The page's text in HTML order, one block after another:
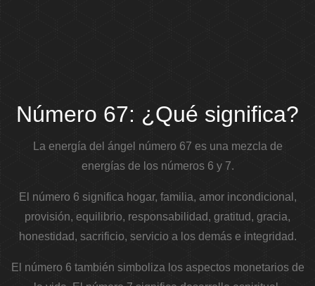
Número 67: ¿Qué significa?
La energía del ángel número 67 es una mezcla de
energías de los números 6 y 7.
El número 6 significa hogar, familia, amor incondicional,
provisión, equilibrio, responsabilidad, gratitud, gracia,
honestidad, sacrificio, servicio a los demás e integridad.
El número 6 también simboliza los aspectos monetarios de